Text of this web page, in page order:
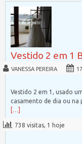
Vestido 2 em 1
VANESSA PEREIRA
Vestido 2 em 1, usado
casamento de dia ou na
[…]
738 visitas, 1 hoje